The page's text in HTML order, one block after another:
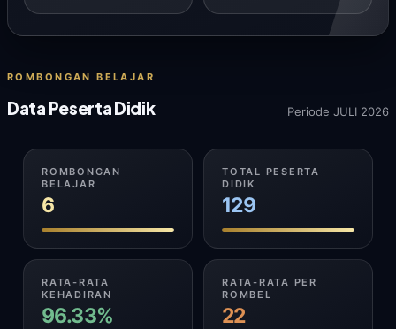
ROMBONGAN BELAJAR
Data Peserta Didik Periode JULI 2026
ROMBONGAN
BELAJAR
6
TOTAL PESERTA
DIDIK
129
RATA-RATA
KEHADIRAN
96.33%
RATA-RATA PER
ROMBEL
22